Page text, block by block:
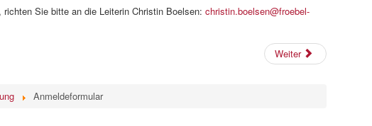
Sie bitte an die Leiterin Christin Boelsen: christin.boelsen@froebel-
Weiter
Anmeldeformular